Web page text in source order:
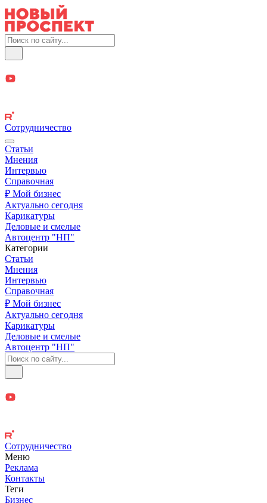
Сотрудничество
Статьи
Мнения
Интервью
Справочная
₽ Мой бизнес
Актуально сегодня
Карикатуры
Деловые и смелые
Автоцентр "НП"
Категории
Статьи
Мнения
Интервью
Справочная
₽ Мой бизнес
Актуально сегодня
Карикатуры
Деловые и смелые
Автоцентр "НП"
Сотрудничество
Меню
Реклама
Контакты
Теги
Бизнес